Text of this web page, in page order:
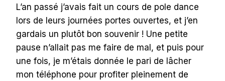
L’an passé j’avais fait un cours de pole dance
lors de leurs journées portes ouvertes, et j’en
gardais un plutôt bon souvenir ! Une petite
pause n’allait pas me faire de mal, et puis pour
une fois, je m’étais donnée le pari de lâcher
mon téléphone pour profiter pleinement de